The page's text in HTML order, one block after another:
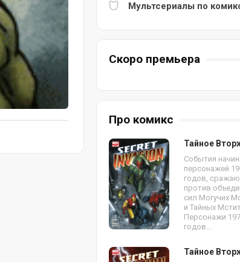
Мультсериалы по
Скоро премьера
Про комикс
Тайное
События
персонажей
годов,
против
сил Могучих
и Тайных
Персонажи
годов...
Тайное